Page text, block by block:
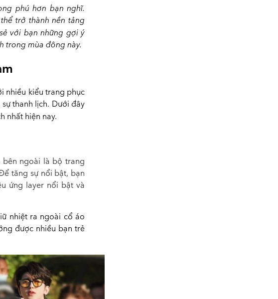
phú hơn bạn nghĩ.
trở thành nền tảng
với bạn những gợi ý
trong mùa đông này.
nhiều kiểu trang phục
thanh lịch. Dưới đây
nhất hiện nay.
ngoài là bộ trang
tăng sự nổi bật, bạn
ứng layer nổi bật và
nhiệt ra ngoài cổ áo
được nhiều bạn trẻ